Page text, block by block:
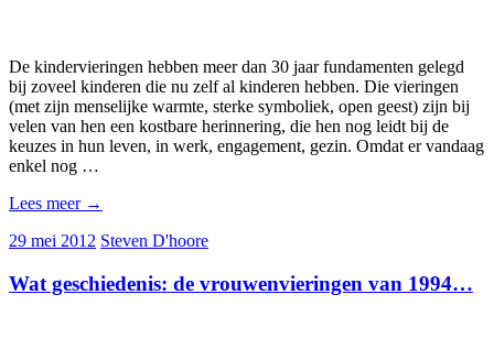
De kindervieringen hebben meer dan 30 jaar fundamenten gelegd
bij zoveel kinderen die nu zelf al kinderen hebben. Die vieringen
(met zijn menselijke warmte, sterke symboliek, open geest) zijn bij
velen van hen een kostbare herinnering, die hen nog leidt bij de
keuzes in hun leven, in werk, engagement, gezin. Omdat er vandaag
enkel nog …
Lees meer →
29 mei 2012 Steven D'hoore
Wat geschiedenis: de vrouwenvieringen van 1994…